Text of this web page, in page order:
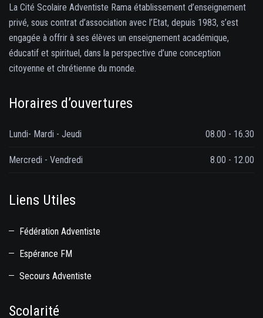
La Cité Scolaire Adventiste Rama établissement d’enseignement
privé, sous contrat d’association avec l’Etat, depuis 1983, s’est
engagée à offrir à ses élèves un enseignement académique,
éducatif et spirituel, dans la perspective d’une conception
citoyenne et chrétienne du monde.
Horaires d’ouvertures
Lundi- Mardi - Jeudi 08.00 - 16.30
Mercredi - Vendredi 8.00 - 12.00
Liens Utiles
Fédération Adventiste
Espérance FM
Secours Adventiste
Scolarité